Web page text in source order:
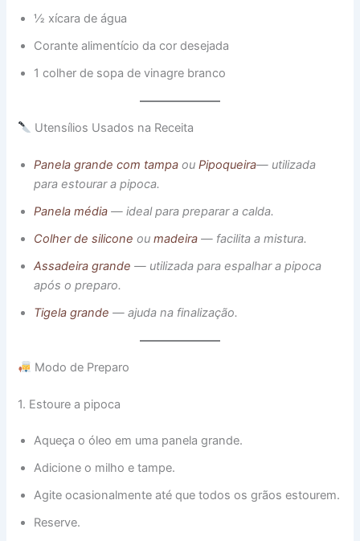
½ xícara de água
Corante alimentício da cor desejada
1 colher de sopa de vinagre branco
Utensílios Usados na Receita
Panela grande com tampa ou Pipoqueira— utilizada
para estourar a pipoca.
Panela média — ideal para preparar a calda.
Colher de silicone oumadeira — facilita a mistura.
Assadeira grande— utilizada para espalhar a pipoca
após o preparo.
Tigela grande — ajuda na finalização.
Modo de Preparo
1. Estoure a pipoca
Aqueça o óleo em uma panela grande.
Adicione o milho e tampe.
Agite ocasionalmente até que todos os grãos estourem.
Reserve.